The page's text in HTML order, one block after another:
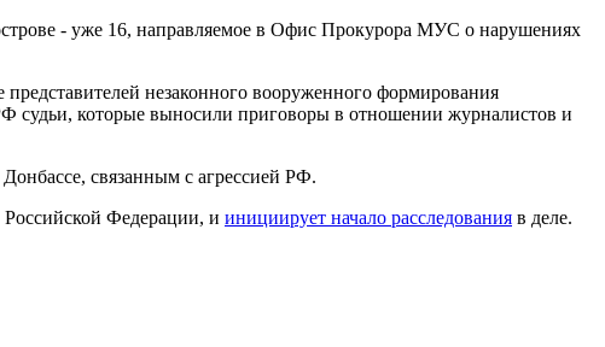
- уже 16, направляемое в Офис Прокурора МУС о нарушениях
незаконного вооруженного формирования
которые выносили приговоры в отношении журналистов и
связанным с агрессией РФ.
Федерации, и инициирует начало расследования в деле.